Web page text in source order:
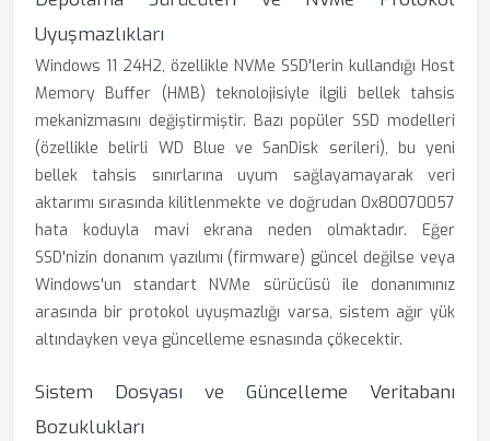
Uyuşmazlıkları
Windows 11 24H2, özellikle NVMe SSD'lerin kullandığı Host
Memory Buffer (HMB) teknolojisiyle ilgili bellek tahsis
mekanizmasını değiştirmiştir. Bazı popüler SSD modelleri
(özellikle belirli WD Blue ve SanDisk serileri), bu yeni
bellek tahsis sınırlarına uyum sağlayamayarak veri
aktarımı sırasında kilitlenmekte ve doğrudan 0x80070057
hata koduyla mavi ekrana neden olmaktadır. Eğer
SSD'nizin donanım yazılımı (firmware) güncel değilse veya
Windows'un standart NVMe sürücüsü ile donanımınız
arasında bir protokol uyuşmazlığı varsa, sistem ağır yük
altındayken veya güncelleme esnasında çökecektir.
Sistem Dosyası ve Güncelleme Veritabanı
Bozuklukları